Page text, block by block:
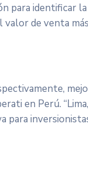
para identificar la
valor de venta más
en Perú.
para